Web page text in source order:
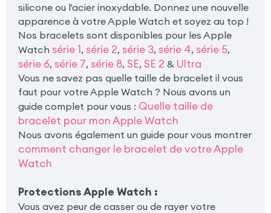
silicone ou l'acier inoxydable. Donnez une nouvelle
apparence à votre Apple Watch et soyez au top !
Nos bracelets sont disponibles pour les Apple
Watch série 1, série 2, série 3, série 4, série 5,
série 6, série 7, série 8, SE, SE 2 & Ultra
Vous ne savez pas quelle taille de bracelet il vous
faut pour votre Apple Watch ? Nous avons un
guide complet pour vous : Quelle taille de
bracelet pour mon Apple Watch
Nous avons également un guide pour vous montrer
comment changer le bracelet de votre Apple
Watch
Protections Apple Watch :
Vous avez peur de casser ou de rayer votre